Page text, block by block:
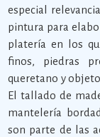
especial
pintura para
platería en los
finos, piedras
queretano y
El tallado de
mantelería
son parte de las